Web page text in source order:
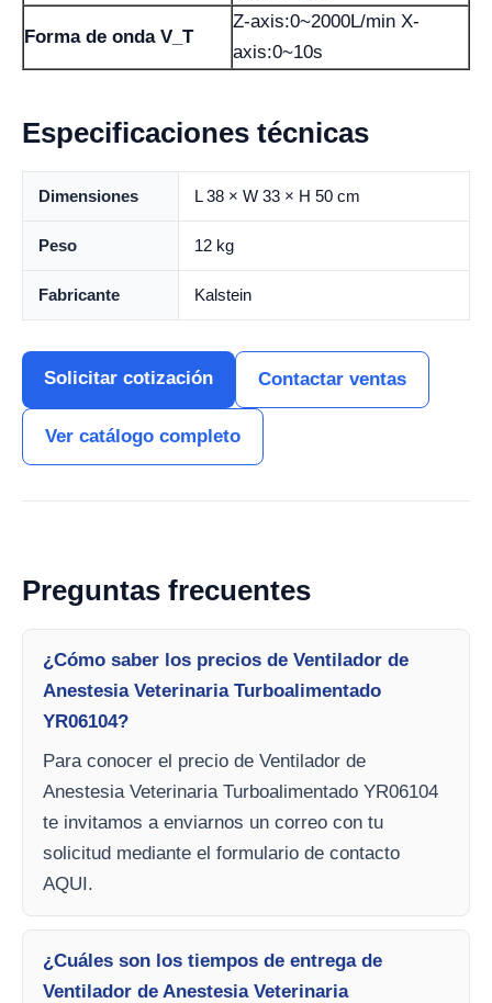
Forma de onda V_T
Z-axis:0~2000L/min X-
axis:0~10s
Especificaciones técnicas
Dimensiones L 38 × W 33 × H 50 cm
Peso 12 kg
Fabricante Kalstein
Solicitar cotización Contactar ventas
Ver catálogo completo
Preguntas frecuentes
¿Cómo saber los precios de Ventilador de
Anestesia Veterinaria Turboalimentado
YR06104?
Para conocer el precio de Ventilador de
Anestesia Veterinaria Turboalimentado YR06104
te invitamos a enviarnos un correo con tu
solicitud mediante el formulario de contacto
AQUI.
¿Cuáles son los tiempos de entrega de
Ventilador de Anestesia Veterinaria